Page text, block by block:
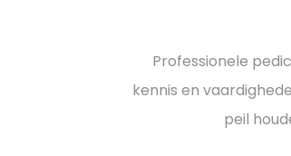
Professionele
kennis en
peil